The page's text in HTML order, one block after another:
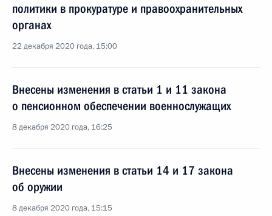
политики в прокуратуре и правоохранительных
органах
22 декабря 2020 года, 15:00
Внесены изменения в статьи 1 и 11 закона
о пенсионном обеспечении военнослужащих
8 декабря 2020 года, 16:25
Внесены изменения в статьи 14 и 17 закона
об оружии
8 декабря 2020 года, 15:15